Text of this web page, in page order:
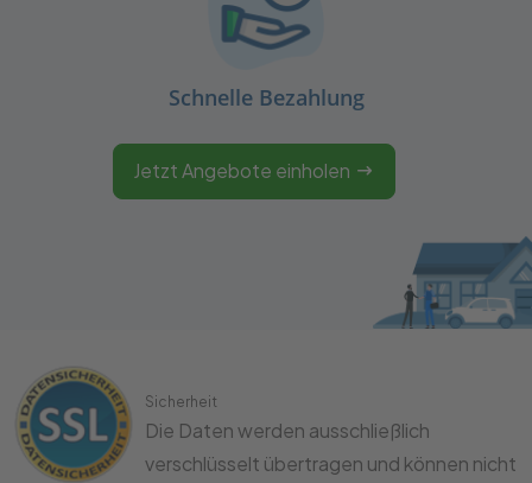
Schnelle Bezahlung
Jetzt Angebote einholen
Sicherheit
Die Daten werden ausschließlich
verschlüsselt übertragen und können nicht